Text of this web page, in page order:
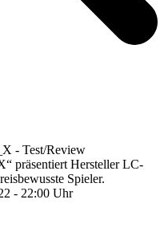
- Test/Review
präsentiert Hersteller LC-
Spieler.
- 22:00 Uhr